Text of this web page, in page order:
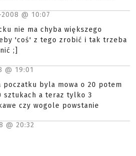
@ 10:07
nie ma chyba większego
'coś' z tego zrobić i tak trzeba
;]
@ 19:01
poczatku byla mowa o 20 potem
sztukach a teraz tylko 3
czy wogole powstanie
@ 20:32